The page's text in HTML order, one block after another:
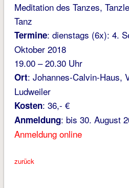
Meditation des Tanzes,
Tanz
Termine: dienstags (6x): 4.
Oktober 2018
19.00 – 20.30 Uhr
Ort: Johannes-Calvin-Haus,
Ludweiler
Kosten: 36,- €
Anmeldung: bis 30. August
Anmeldung online
zurück